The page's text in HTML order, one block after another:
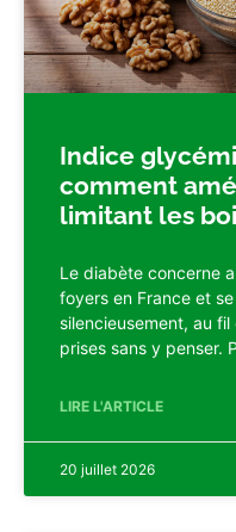
Indice
comment
limitant les
Le diabète concerne
foyers en France et
silencieusement, au
prises sans y penser.
LIRE L'ARTICLE
20 juillet 2026